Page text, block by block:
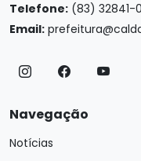
Telefone: (83) 32841-
Email:
Navegação
Notícias